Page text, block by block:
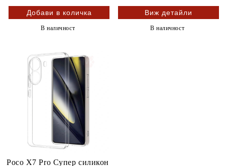
В наличност
Виж детайли
В наличност
Poco X7 Pro Супер силикон